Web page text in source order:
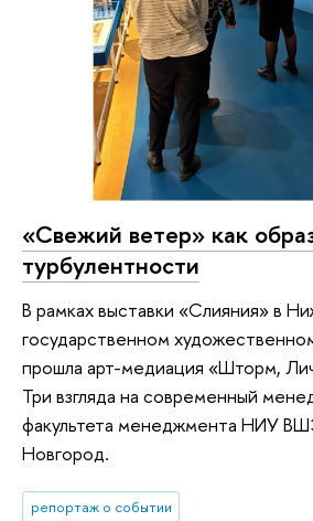
«Свежий ветер» как
турбулентности
В рамках выставки «Слияния» в
государственном
прошла арт-медиация «Шторм,
Три взгляда на современный
факультета менеджмента НИУ
Новгород.
репортаж о событии